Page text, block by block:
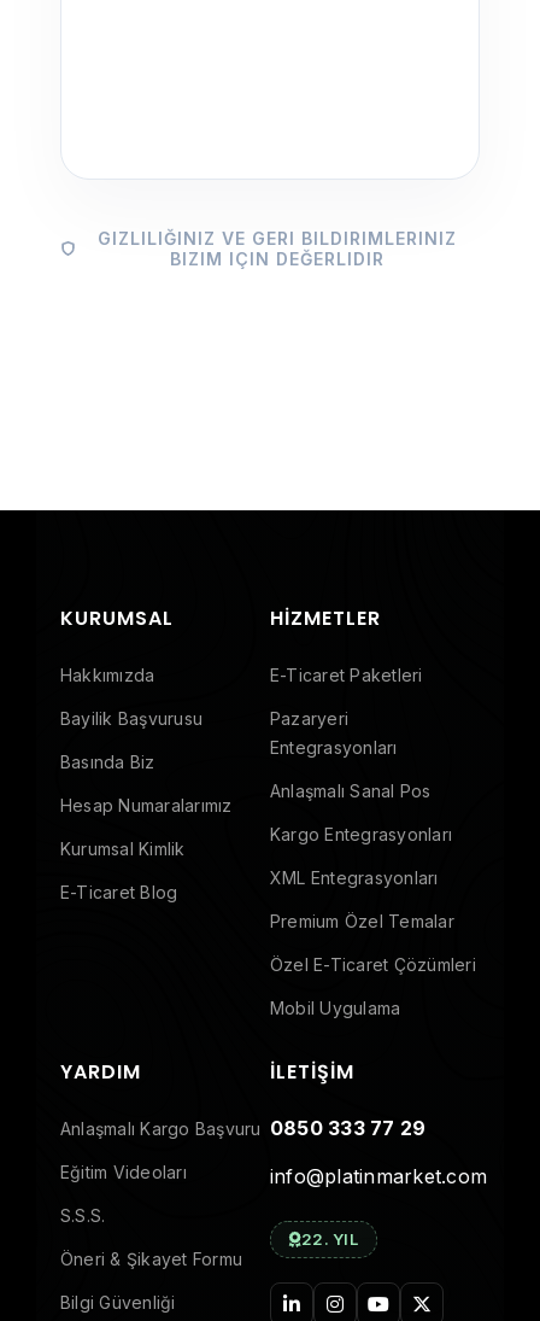
GIZLILIĞINIZ VE GERI BILDIRIMLERINIZ
BIZIM IÇIN DEĞERLIDIR
KURUMSAL
Hakkımızda
Bayilik Başvurusu
Basında Biz
Hesap Numaralarımız
Kurumsal Kimlik
E-Ticaret Blog
HIZMETLER
E-Ticaret Paketleri
Pazaryeri
Entegrasyonları
Anlaşmalı Sanal Pos
Kargo Entegrasyonları
XML Entegrasyonları
Premium Özel Temalar
Özel E-Ticaret Çözümleri
Mobil Uygulama
YARDIM
Anlaşmalı Kargo Başvuru
Eğitim Videoları
S.S.S.
Öneri & Şikayet Formu
Bilgi Güvenliği
İLETIŞIM
0850 333 77 29
info@platinmarket.com
22. YIL